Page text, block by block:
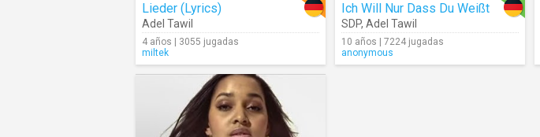
Lieder (Lyrics)
Adel Tawil
4 años | 3055 jugadas
miltek
Ich Will Nur Dass Du Weißt
SDP, Adel Tawil
10 años | 7224 jugadas
anonymous